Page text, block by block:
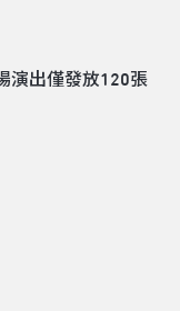
演出僅發放120張